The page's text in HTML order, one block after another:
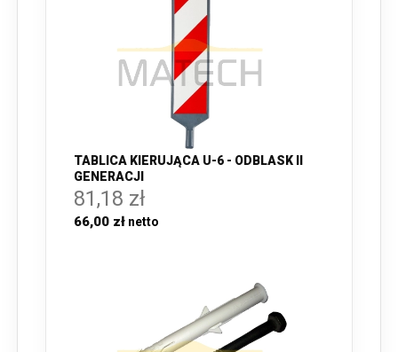
TABLICA KIERUJĄCA U-6 - ODBLASK II
GENERACJI
81,18 zł
66,00 zł